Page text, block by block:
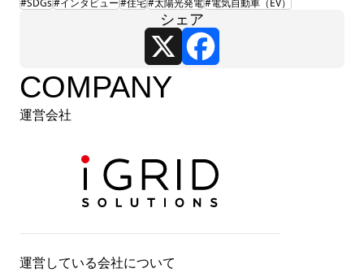
#SDGs#インタビュー#住宅#太陽光発電#電気自動車（EV）
シェア
X
COMPANY
運営会社
運営している会社について